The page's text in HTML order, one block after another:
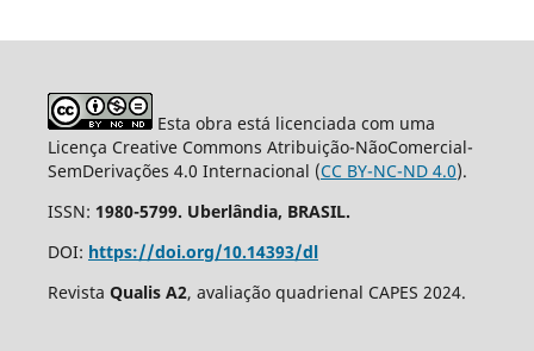
Esta obra está licenciada com uma
Licença Creative Commons Atribuição-NãoComercial-
SemDerivações 4.0 Internacional (CC BY-NC-ND 4.0).
ISSN: 1980-5799. Uberlândia, BRASIL.
DOI: https://doi.org/10.14393/dl
Revista Qualis A2, avaliação quadrienal CAPES 2024.